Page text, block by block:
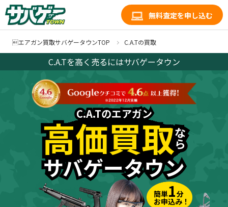
無料査定を申し込む
エアガン買取サバゲータウンTOP C.A.Tの買取
C.A.Tを高く売るにはサバゲータウン
簡単1分
お申込み！
C.A.Tのエアガン
高価買取な
ら
サバゲータウン
C.A.Tのエアガン
高価買取な
ら
サバゲータウン